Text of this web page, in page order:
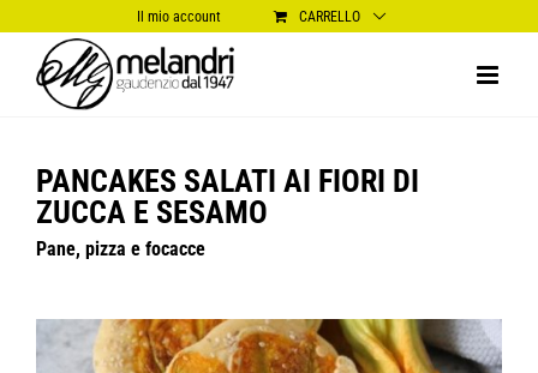
al
contenuto
Il mio account CARRELLO
PANCAKES SALATI AI FIORI DI
ZUCCA E SESAMO
Pane, pizza e focacce